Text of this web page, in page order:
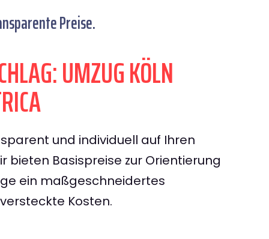
Preise.
UMZUG KÖLN
und individuell auf Ihren
bieten Basispreise zur Orientierung
ein maßgeschneidertes
Kosten.